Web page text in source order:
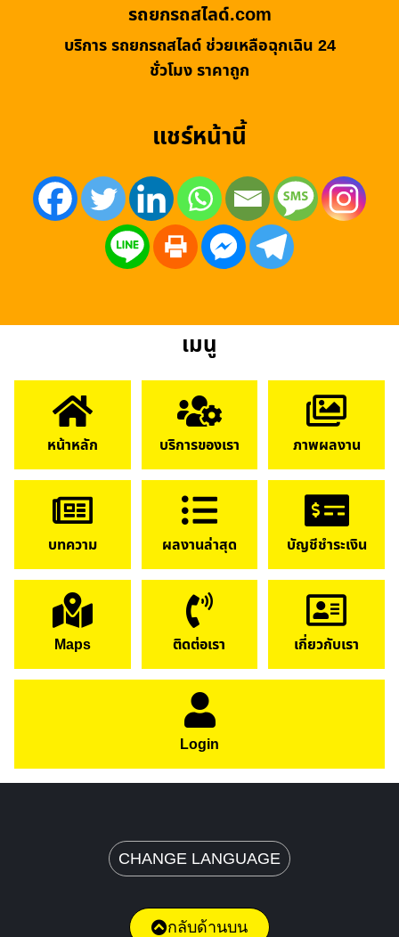
รถยกรถสไลด์.com
บริการ รถยกรถสไลด์ ช่วยเหลือฉุกเฉิน 24
ชั่วโมง ราคาถูก
แชร์หน้านี้
เมนู
หน้าหลัก บริการของเรา ภาพผลงาน
บทความ ผลงานล่าสุด บัญชีชำระเงิน
Maps ติดต่อเรา เกี่ยวกับเรา
Login
CHANGE LANGUAGE
กลับด้านบน